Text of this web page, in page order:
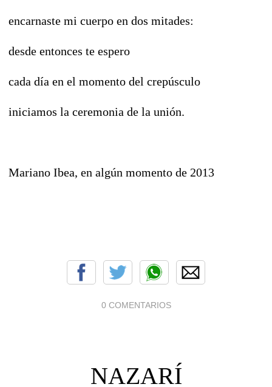
encarnaste mi cuerpo en dos mitades:
desde entonces te espero
cada día en el momento del crepúsculo
iniciamos la ceremonia de la unión.
Mariano Ibea, en algún momento de 2013
0 COMENTARIOS
NAZARÍ